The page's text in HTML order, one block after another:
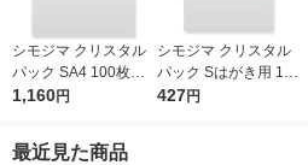
シモジマ クリスタル
パック SA4 100枚入 6
739200 1袋(100枚入)
1,160円
シモジマ クリスタル
パック Sはがき用 100
枚入 6751700 1袋(10
427円
最近見た商品